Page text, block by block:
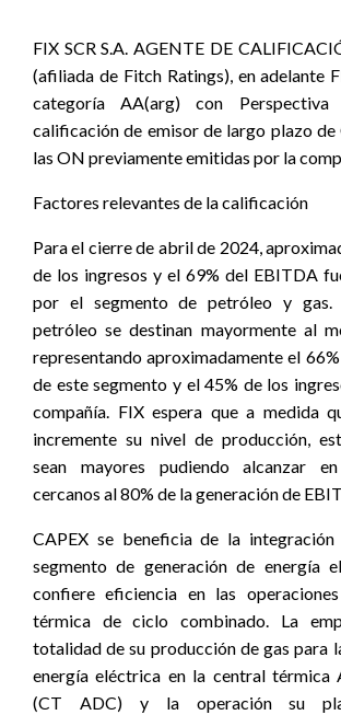
FIX SCR S.A. AGENTE DE
(afiliada de Fitch Ratings), en adelante
categoría AA(arg) con
calificación de emisor de largo plazo de
las ON previamente emitidas por la
Factores relevantes de la calificación
Para el cierre de abril de 2024,
de los ingresos y el 69% del EBITDA
por el segmento de petróleo y gas.
petróleo se destinan mayormente al
representando aproximadamente el
de este segmento y el 45% de los
compañía. FIX espera que a medida
incremente su nivel de producción,
sean mayores pudiendo alcanzar
cercanos al 80% de la generación de
CAPEX se beneficia de la
segmento de generación de energía
confiere eficiencia en las
térmica de ciclo combinado. La
totalidad de su producción de gas para
energía eléctrica en la central térmica
(CT ADC) y la operación su